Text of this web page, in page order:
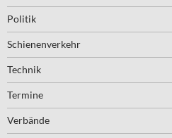
Politik
Schienenverkehr
Technik
Termine
Verbände